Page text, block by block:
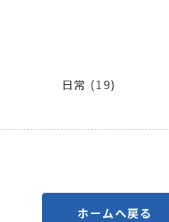
日常 (19)
ホームへ戻る